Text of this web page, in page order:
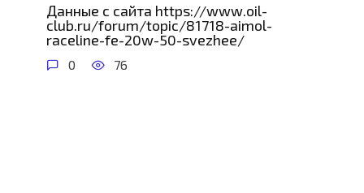
Данные с сайта https://www.oil-
club.ru/forum/topic/81718-aimol-
raceline-fe-20w-50-svezhee/
0 76